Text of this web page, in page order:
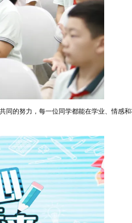
同的努力，每一位同学都能在学业、情感